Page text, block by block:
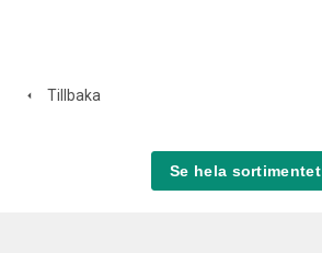
Tillbaka
Se hela sortimentet